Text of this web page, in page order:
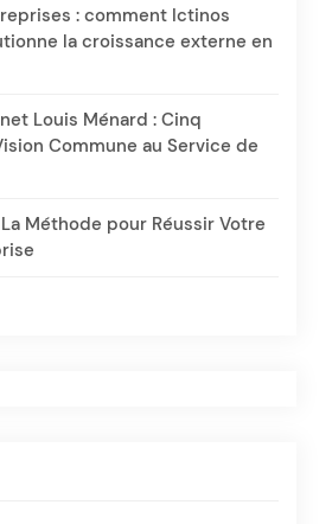
: comment Ictinos
la croissance externe en
Louis Ménard : Cinq
Commune au Service de
Méthode pour Réussir Votre